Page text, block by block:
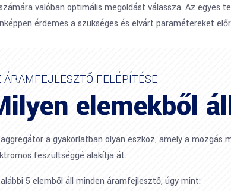
valóban optimális megoldást válassza. Az egyes
érdemes a szükséges és elvárt paramétereket
ÁRAMFEJLESZTŐ FELÉPÍTÉSE
elemekből
a gyakorlatban olyan eszköz, amely a mozgás
feszültséggé alakítja át.
5 elemből áll minden áramfejlesztő, úgy mint: